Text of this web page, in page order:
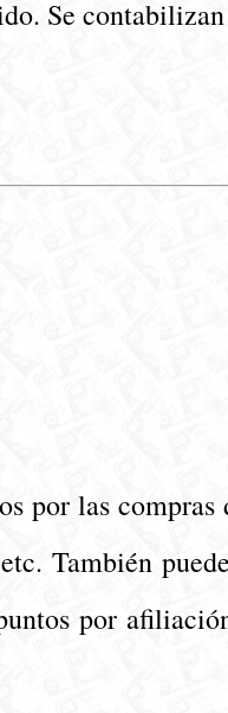
Se
por las compras
También
por